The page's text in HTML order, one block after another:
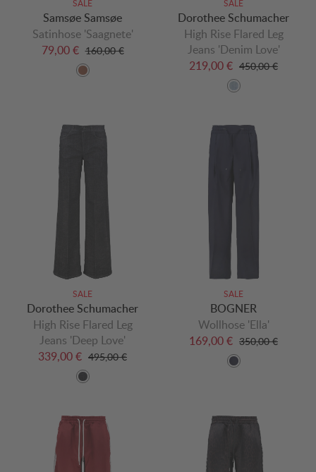
SALE
Samsøe Samsøe
Satinhose 'Saagnete'
79,00 € 160,00 €
SALE
Dorothee Schumacher
High Rise Flared Leg
Jeans 'Denim Love'
219,00 € 450,00 €
SALE
Dorothee Schumacher
High Rise Flared Leg
Jeans 'Deep Love'
339,00 € 495,00 €
SALE
BOGNER
Wollhose 'Ella'
169,00 € 350,00 €